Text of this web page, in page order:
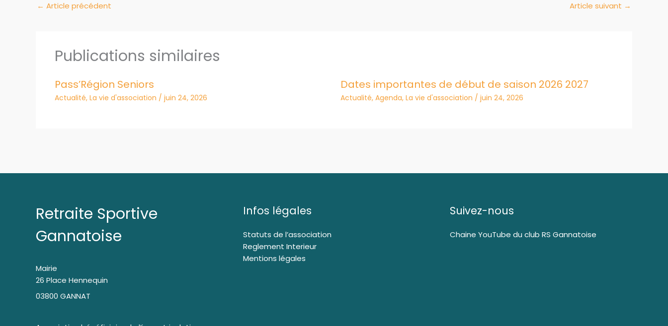
← Article précédent Article suivant →
Publications similaires
Pass’Région Seniors
Actualité, La vie d'association / juin 24, 2026
Dates importantes de début de saison 2026 2027
Actualité, Agenda, La vie d'association / juin 24, 2026
Retraite Sportive
Gannatoise
Mairie
26 Place Hennequin
03800 GANNAT
Infos légales
Statuts de l’association
Reglement Interieur
Mentions légales
Suivez-nous
Chaine YouTube du club RS Gannatoise